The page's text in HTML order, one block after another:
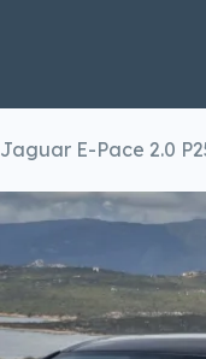
Jaguar E-Pace 2.0